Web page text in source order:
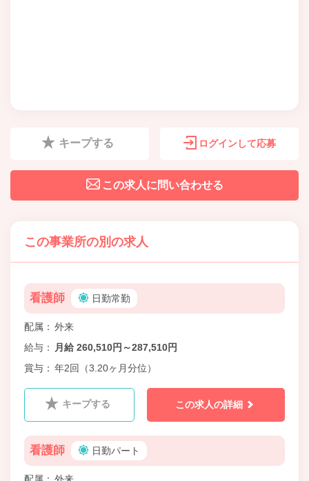
キープする ログインして応募
この求人に問い合わせる
この事業所の別の求人
看護師 日勤常勤
配属
外来
給与
月給 260,510円～287,510円
賞与
年2回（3.20ヶ月分位）
キープする この求人の詳細
看護師 日勤パート